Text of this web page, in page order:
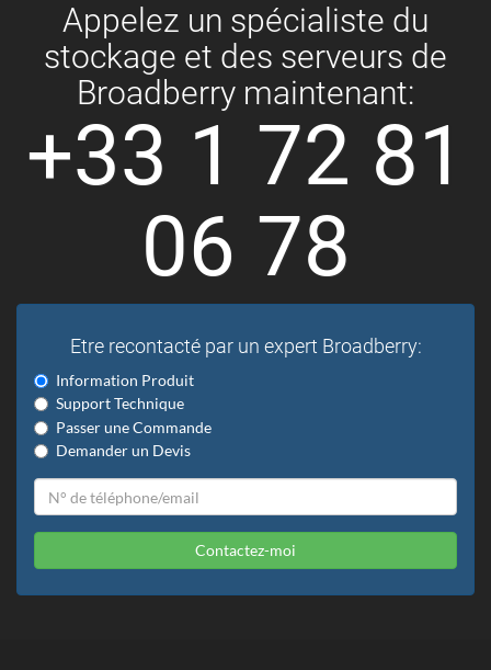
Appelez un spécialiste du
stockage et des serveurs de
Broadberry maintenant:
+33 1 72 81
06 78
Etre recontacté par un expert Broadberry:
Information Produit
Support Technique
Passer une Commande
Demander un Devis
Contactez-moi